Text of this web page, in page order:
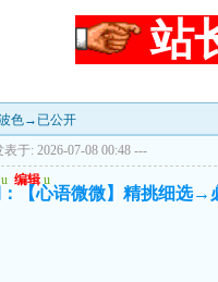
站
色→已公开
表于: 2026-07-08 00:48 ---
u 编辑 u
：【心语微微】精挑细选